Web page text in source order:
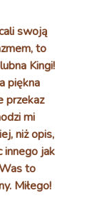
swoją
to
Kingi!
piękna
przekaz
mi
niż opis,
innego jak
to
Miłego!